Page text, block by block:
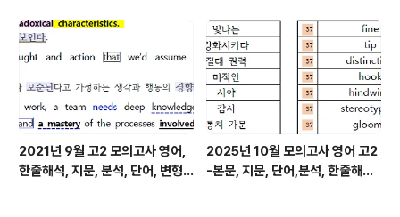
2021년 9월 고2 모의고사 영어,
한줄해석, 지문, 분석, 단어, 변형
2025년 10월 모의고사 영어 고2
-본문, 지문, 단어,분석, 한줄해석,